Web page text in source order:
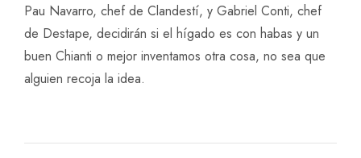
Pau Navarro, chef de Clandestí, y Gabriel Conti, chef
de Destape, decidirán si el hígado es con habas y un
buen Chianti o mejor inventamos otra cosa, no sea que
alguien recoja la idea.